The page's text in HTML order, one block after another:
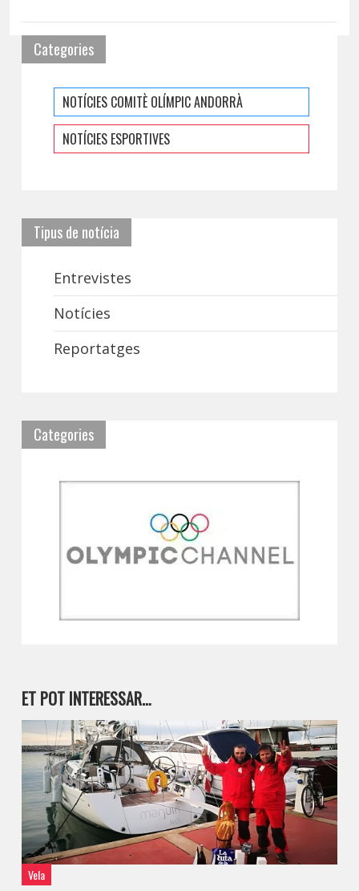
Categories
NOTÍCIES COMITÈ OLÍMPIC ANDORRÀ
NOTÍCIES ESPORTIVES
Tipus de notícia
Entrevistes
Notícies
Reportatges
Categories
ET POT INTERESSAR…
Vela